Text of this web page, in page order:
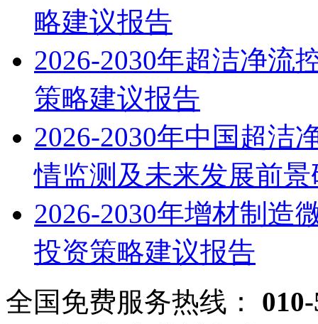
略建议报告
2026-2030年超洁净流
策略建议报告
2026-2030年中国超洁
情监测及未来发展前
2026-2030年增材制造
投资策略建议报告
全国免费服务热线：